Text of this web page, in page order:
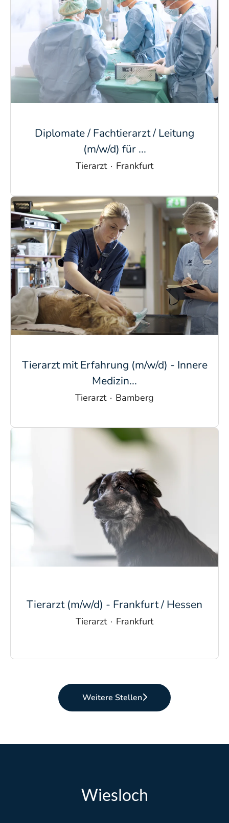
Diplomate / Fachtierarzt / Leitung
(m/w/d) für ...
Tierarzt · Frankfurt
Tierarzt mit Erfahrung (m/w/d) - Innere
Medizin...
Tierarzt · Bamberg
Tierarzt (m/w/d) - Frankfurt / Hessen
Tierarzt · Frankfurt
Weitere Stellen
Wiesloch